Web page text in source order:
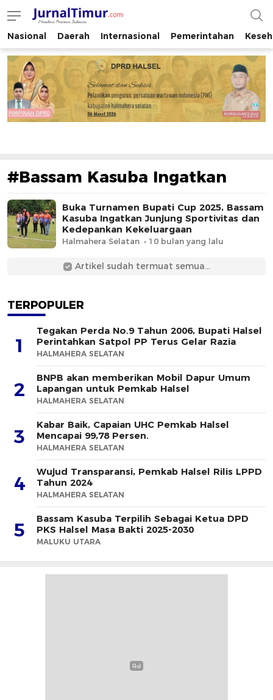
JurnalTimur.com
Membaca Peristiwa Indonesia
Nasional Daerah Internasional Pemerintahan
#Bassam Kasuba Ingatkan
Buka Turnamen Bupati Cup 2025, Bassam
Kasuba Ingatkan Junjung Sportivitas dan
Kedepankan Kekeluargaan
Halmahera Selatan 10 bulan yang lalu
Artikel sudah termuat semua...
TERPOPULER
1
Tegakan Perda No.9 Tahun 2006, Bupati Halsel
Perintahkan Satpol PP Terus Gelar Razia
HALMAHERA SELATAN
2
BNPB akan memberikan Mobil Dapur Umum
Lapangan untuk Pemkab Halsel
HALMAHERA SELATAN
3
Kabar Baik, Capaian UHC Pemkab Halsel
Mencapai 99,78 Persen.
HALMAHERA SELATAN
4
Wujud Transparansi, Pemkab Halsel Rilis LPPD
Tahun 2024
HALMAHERA SELATAN
5
Bassam Kasuba Terpilih Sebagai Ketua DPD
PKS Halsel Masa Bakti 2025-2030
MALUKU UTARA